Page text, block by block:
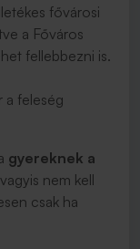
fővárosi
a Főváros
fellebbezni is.
a feleség
gyereknek a
nem kell
csak ha